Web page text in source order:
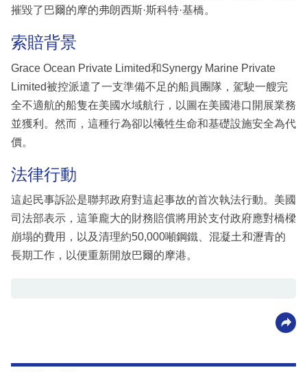
摧毀了巴爾的摩的弗朗西斯·斯科特·基橋。
索賠背景
Grace Ocean Private Limited和Synergy Marine Private
Limited被控派遣了一支準備不足的船員團隊，駕駛一艘完
全不適航的船隻在美國水域航行，以圖在美國港口開展業務
並獲利。然而，這種行為卻以犧牲生命和基礎設施安全為代
價。
法律行動
這起民事訴訟是聯邦政府對這起事故的首次執法行動。美國
司法部表示，這筆龐大的財務賠償將用於支付政府應對橋樑
崩塌的費用，以及清理約50,000噸鋼鐵、混凝土和瀝青的
長期工作，以便重新開放巴爾的摩港。